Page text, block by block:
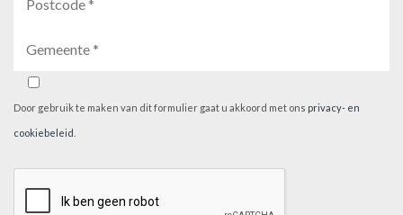
Door gebruik te maken van dit formulier gaat u akkoord met ons privacy- en
cookiebeleid